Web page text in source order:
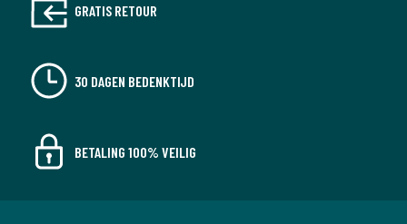
GRATIS RETOUR
30 DAGEN BEDENKTIJD
BETALING 100% VEILIG